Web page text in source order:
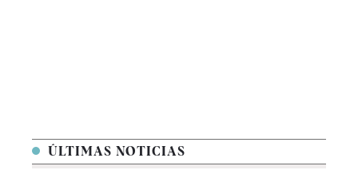
ÚLTIMAS NOTICIAS